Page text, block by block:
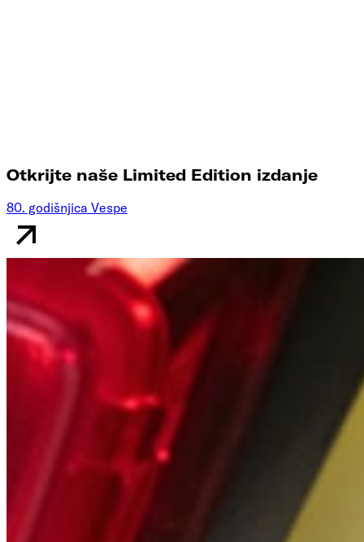
Otkrijte naše Limited Edition izdanje
80. godišnjica Vespe